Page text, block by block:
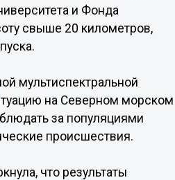
и Фонда
свыше 20 километров,
мультиспектральной
на Северном морском
за популяциями
происшествия.
что результаты